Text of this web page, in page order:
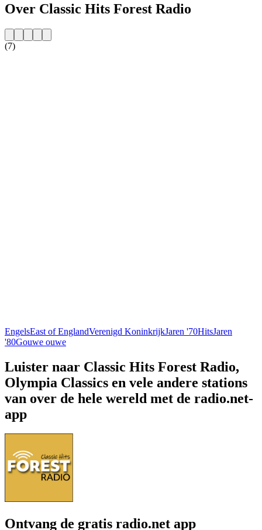
Over Classic Hits Forest Radio
(7)
EngelsEast of EnglandVerenigd KoninkrijkJaren '70HitsJaren
'80Gouwe ouwe
Luister naar Classic Hits Forest Radio,
Olympia Classics en vele andere stations
van over de hele wereld met de radio.net-
app
Ontvang de gratis radio.net app